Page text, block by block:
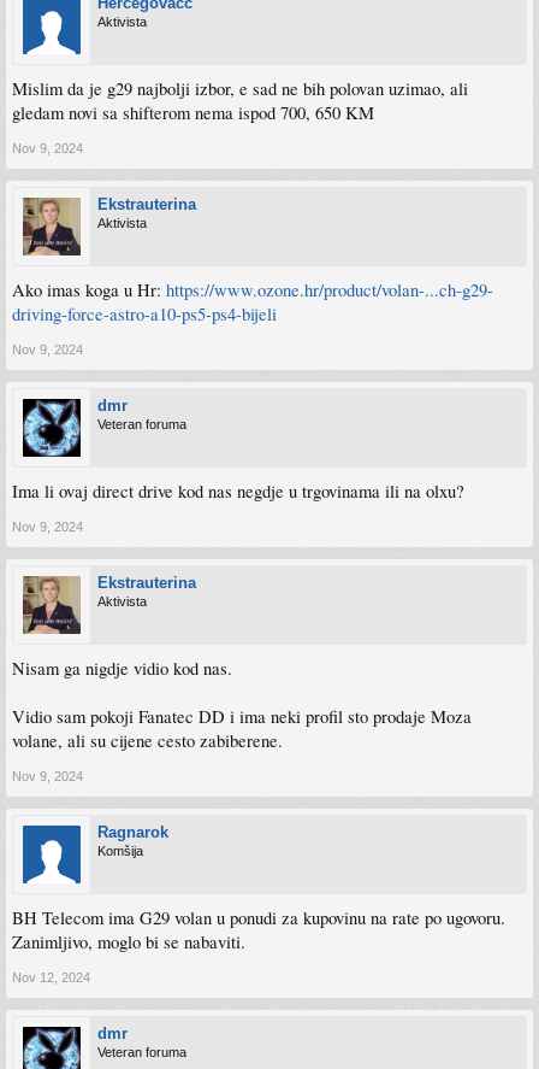
Aktivista
Mislim da je g29 najbolji izbor, e sad ne bih polovan uzimao, ali
gledam novi sa shifterom nema ispod 700, 650 KM
Nov 9, 2024
Ekstrauterina
Aktivista
Ako imas koga u Hr: https://www.ozone.hr/product/volan-...ch-g29-
driving-force-astro-a10-ps5-ps4-bijeli
Nov 9, 2024
dmr
Veteran foruma
Ima li ovaj direct drive kod nas negdje u trgovinama ili na olxu?
Nov 9, 2024
Ekstrauterina
Aktivista
Nisam ga nigdje vidio kod nas.
Vidio sam pokoji Fanatec DD i ima neki profil sto prodaje Moza
volane, ali su cijene cesto zabiberene.
Nov 9, 2024
Ragnarok
Komšija
BH Telecom ima G29 volan u ponudi za kupovinu na rate po ugovoru.
Zanimljivo, moglo bi se nabaviti.
Nov 12, 2024
dmr
Veteran foruma